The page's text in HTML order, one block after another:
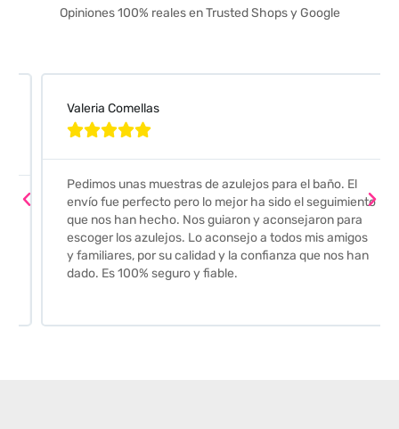
Opiniones 100% reales en Trusted Shops y Google
Valeria Comellas

Pedimos unas muestras de azulejos para el baño. El
envío fue perfecto pero lo mejor ha sido el seguimiento
que nos han hecho. Nos guiaron y aconsejaron para
escoger los azulejos. Lo aconsejo a todos mis amigos
y familiares, por su calidad y la confianza que nos han
dado. Es 100% seguro y fiable.